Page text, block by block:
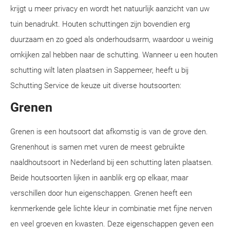
krijgt u meer privacy en wordt het natuurlijk aanzicht van uw
tuin benadrukt. Houten schuttingen zijn bovendien erg
duurzaam en zo goed als onderhoudsarm, waardoor u weinig
omkijken zal hebben naar de schutting. Wanneer u een houten
schutting wilt laten plaatsen in Sappemeer, heeft u bij
Schutting Service de keuze uit diverse houtsoorten:
Grenen
Grenen is een houtsoort dat afkomstig is van de grove den.
Grenenhout is samen met vuren de meest gebruikte
naaldhoutsoort in Nederland bij een schutting laten plaatsen.
Beide houtsoorten lijken in aanblik erg op elkaar, maar
verschillen door hun eigenschappen. Grenen heeft een
kenmerkende gele lichte kleur in combinatie met fijne nerven
en veel groeven en kwasten. Deze eigenschappen geven een